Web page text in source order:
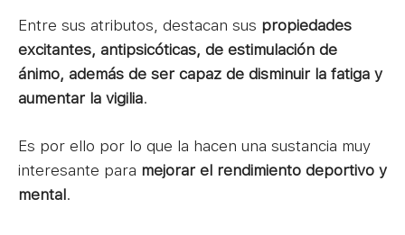
Entre sus atributos, destacan sus propiedades
excitantes, antipsicóticas, de estimulación de
ánimo, además de ser capaz de disminuir la fatiga y
aumentar la vigilia.
Es por ello por lo que la hacen una sustancia muy
interesante para mejorar el rendimiento deportivo y
mental.